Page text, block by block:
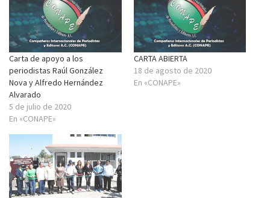
Carta de apoyo a los
periodistas Raúl González
Nova y Alfredo Hernández
Alvarado
5 de julio de 2020
En «CONAPE»
CARTA ABIERTA
18 de agosto de 2020
En «CONAPE»